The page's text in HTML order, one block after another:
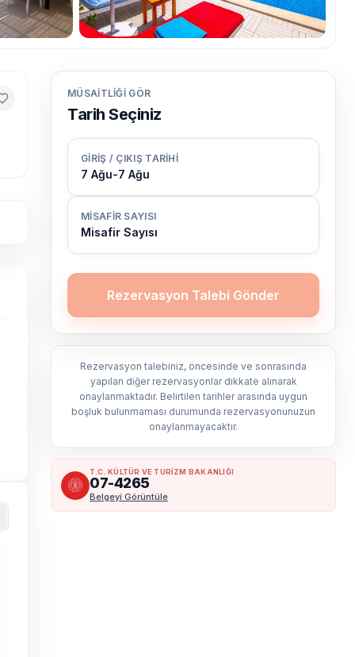
MÜSAITLIĞI GÖR
Tarih Seçiniz
GIRIŞ / ÇIKIŞ TARIHI
7 Ağu-7 Ağu
MISAFIR SAYISI
Misafir Sayısı
Rezervasyon Talebi Gönder
Rezervasyon talebiniz, öncesinde ve sonrasında
yapılan diğer rezervasyonlar dikkate alınarak
onaylanmaktadır. Belirtilen tarihler arasında uygun
boşluk bulunmaması durumunda rezervasyonunuzun
onaylanmayacaktır.
T.C. KÜLTÜR VE TURİZM BAKANLIĞI
07-4265
Belgeyi Görüntüle